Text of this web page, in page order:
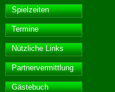
Spielzeiten
Termine
Nützliche Links
Partnervermittlung
Gästebuch